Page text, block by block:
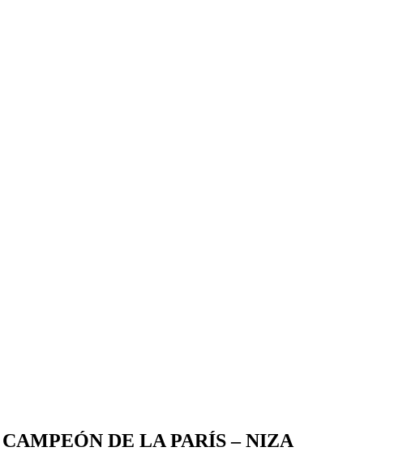
DE LA PARÍS – NIZA